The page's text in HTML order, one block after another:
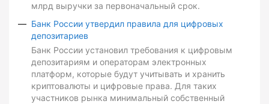
млрд выручки за первоначальный срок.
Банк России утвердил правила для цифровых
депозитариев
Банк России установил требования к цифровым
депозитариям и операторам электронных
платформ, которые будут учитывать и хранить
криптовалюты и цифровые права. Для таких
участников рынка минимальный собственный